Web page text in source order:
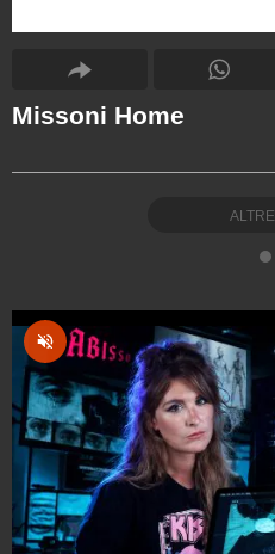
Missoni Home
ALTRE